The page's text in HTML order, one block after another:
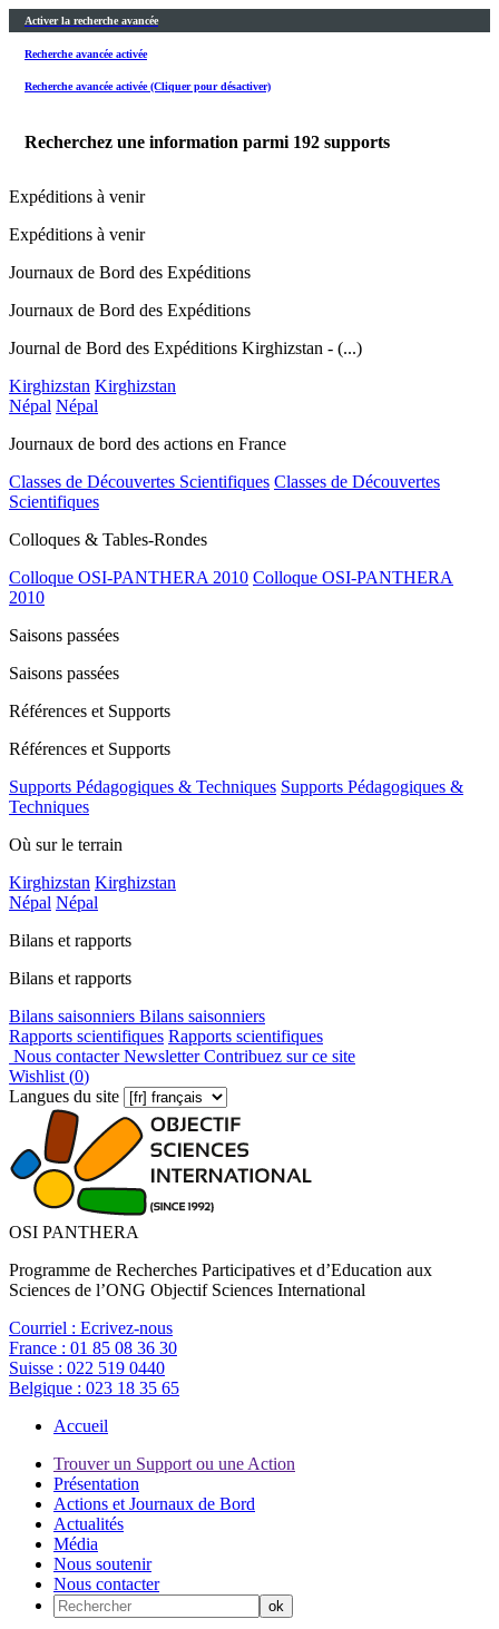
Activer la recherche avancée
Recherche avancée activée
Recherche avancée activée (Cliquer pour désactiver)
Recherchez une information parmi 192 supports
Expéditions à venir
Expéditions à venir
Journaux de Bord des Expéditions
Journaux de Bord des Expéditions
Journal de Bord des Expéditions Kirghizstan - (...)
Kirghizstan Kirghizstan
Népal Népal
Journaux de bord des actions en France
Classes de Découvertes Scientifiques Classes de Découvertes
Scientifiques
Colloques & Tables-Rondes
Colloque OSI-PANTHERA 2010 Colloque OSI-PANTHERA
2010
Saisons passées
Saisons passées
Références et Supports
Références et Supports
Supports Pédagogiques & Techniques Supports Pédagogiques &
Techniques
Où sur le terrain
Kirghizstan Kirghizstan
Népal Népal
Bilans et rapports
Bilans et rapports
Bilans saisonniers Bilans saisonniers
Rapports scientifiques Rapports scientifiques
Nous contacterNewsletterContribuez sur ce site
Wishlist (0)
Langues du site
OSI PANTHERA
Programme de Recherches Participatives et d’Education aux
Sciences de l’ONG Objectif Sciences International
Courriel : Ecrivez-nous
France : 01 85 08 36 30
Suisse : 022 519 0440
Belgique : 023 18 35 65
Accueil
Trouver un Support ou une Action
Présentation
Actions et Journaux de Bord
Actualités
Média
Nous soutenir
Nous contacter